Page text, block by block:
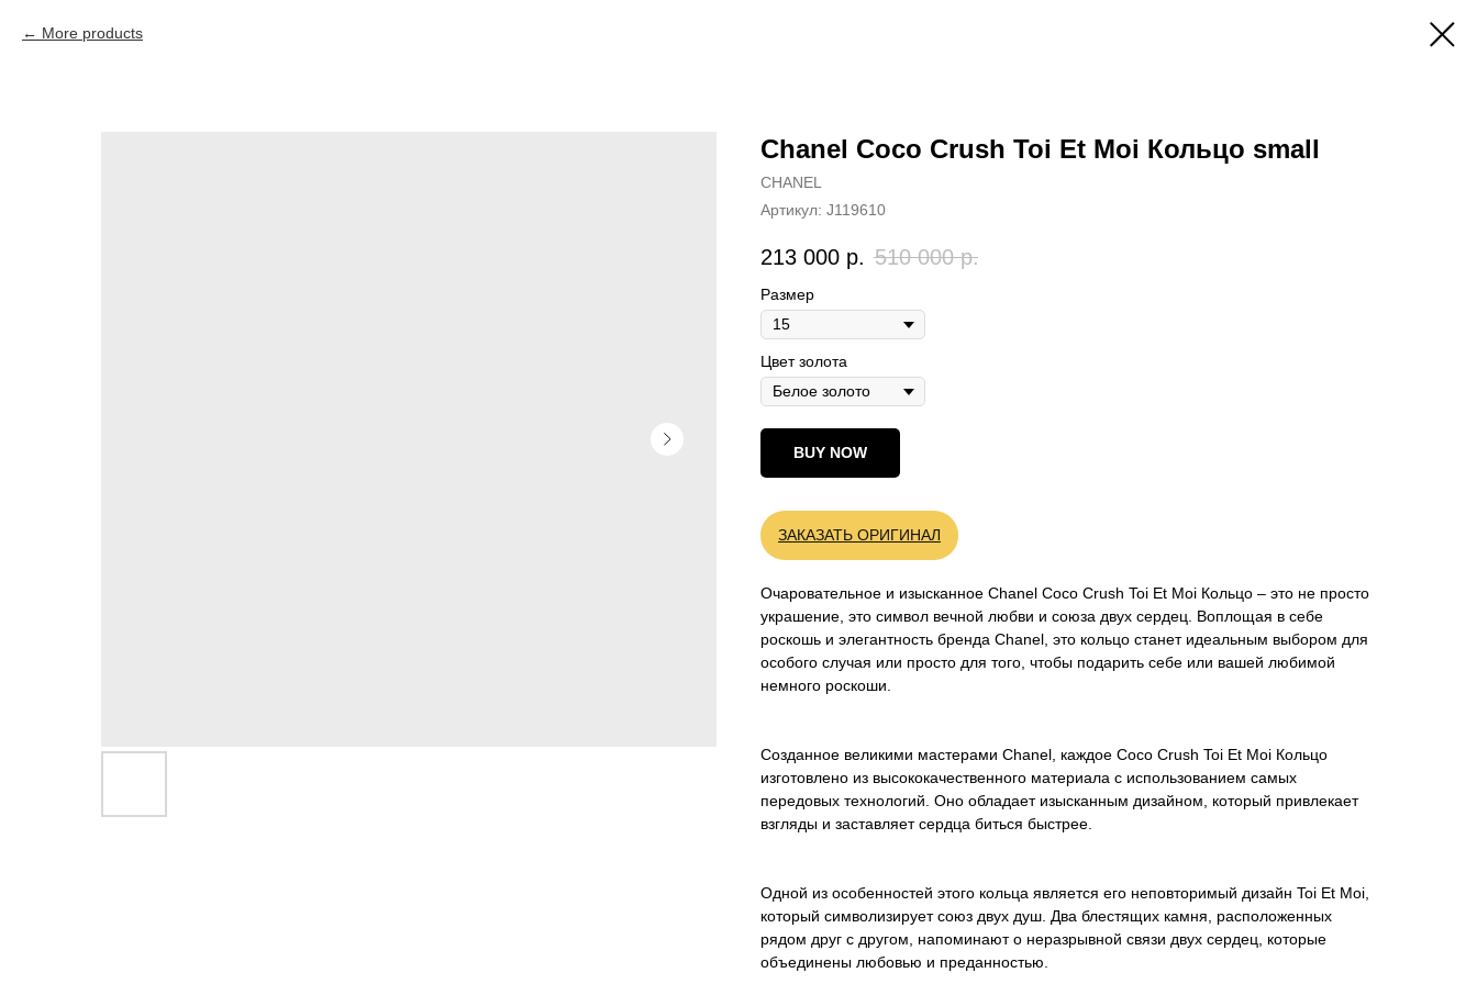
More products
Chanel Coco Crush Toi Et Moi Кольцо small
CHANEL
Артикул: J119610
213 000 р. 510 000 р.
Размер
Цвет золота
BUY NOW
ЗАКАЗАТЬ ОРИГИНАЛ
Очаровательное и изысканное Chanel Coco Crush Toi Et Moi Кольцо – это не просто
украшение, это символ вечной любви и союза двух сердец. Воплощая в себе
роскошь и элегантность бренда Chanel, это кольцо станет идеальным выбором для
особого случая или просто для того, чтобы подарить себе или вашей любимой
немного роскоши.
Созданное великими мастерами Chanel, каждое Coco Crush Toi Et Moi Кольцо
изготовлено из высококачественного материала с использованием самых
передовых технологий. Оно обладает изысканным дизайном, который привлекает
взгляды и заставляет сердца биться быстрее.
Одной из особенностей этого кольца является его неповторимый дизайн Toi Et Moi,
который символизирует союз двух душ. Два блестящих камня, расположенных
рядом друг с другом, напоминают о неразрывной связи двух сердец, которые
объединены любовью и преданностью.